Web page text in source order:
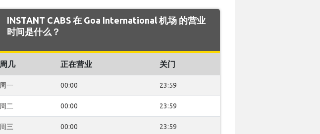
INSTANT CABS 在 Goa International 机场 的营业
时间是什么？
周几 正在营业 关门
周一 00:00 23:59
周二 00:00 23:59
周三 00:00 23:59